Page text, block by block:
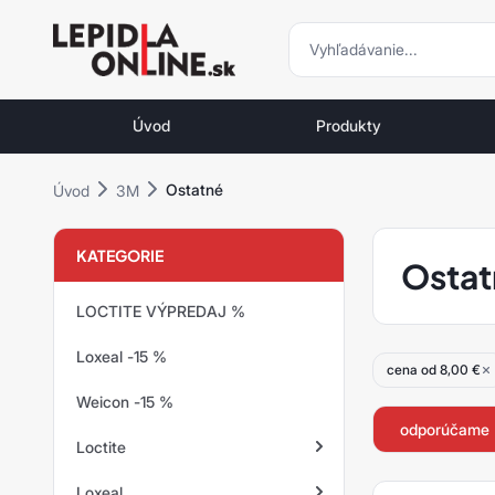
Priemyselné
lepidlá
Loctite
vyhľadávanie
vyhľadávanie
Úvod Produkty
Úvod 3M Ostatné
KATEGORIE
LOCTITE VÝPREDAJ %
Loxeal -15 %
Weicon -15 %
Loctite
cena od 8,00 €
odporúčame